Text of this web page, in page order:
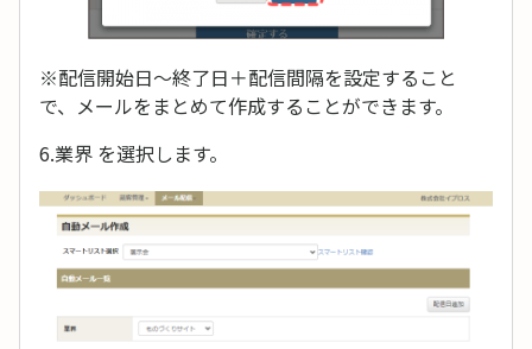
※配信開始日〜終了日＋配信間隔を設定すること
で、メールをまとめて作成することができます。
6.業界 を選択します。